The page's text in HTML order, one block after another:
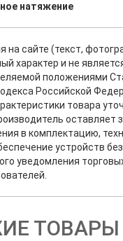
натяжение
на сайте (текст,
характер и не
положениями
Российской
товара
оставляет
в комплектацию,
устройств без
уведомления
ТОВАРЫ